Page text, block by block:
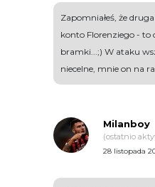
Zapomniałeś, że
konto Florenziego - to
bramki...;) W ataku
niecelne, mnie on na
Milanboy
(ostatnio
28 listopada